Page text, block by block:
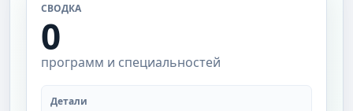
СВОДКА
0
программ и специальностей
Детали